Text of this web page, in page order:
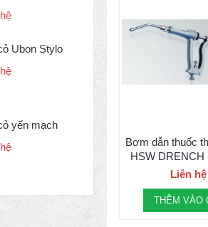
Ubon Stylo
yến mạch
Bơm dẫn thuốc
HSW DRENCH
Liên hệ
THÊM VÀO